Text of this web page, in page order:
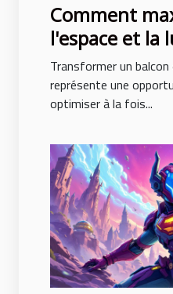
Comment
l'espace et la
fermant un
Transformer un
représente une
optimiser à la fois...